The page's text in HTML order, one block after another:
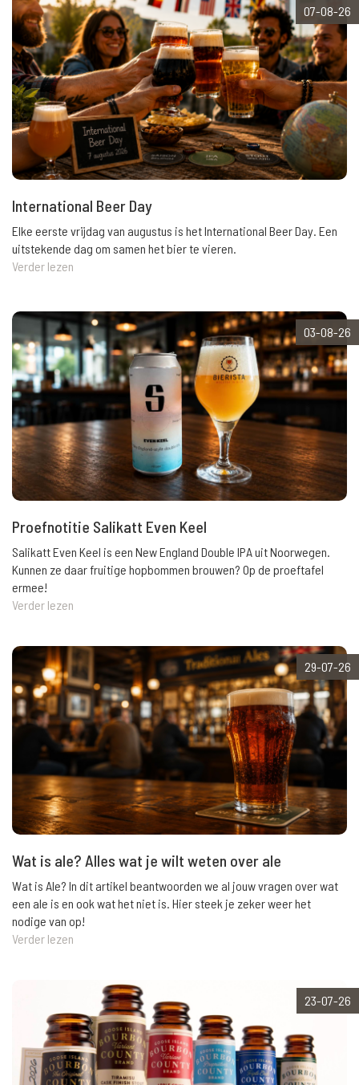
07-08-26
International Beer Day
Elke eerste vrijdag van augustus is het International Beer Day. Een
uitstekende dag om samen het bier te vieren.
Verder lezen
03-08-26
Proefnotitie Salikatt Even Keel
Salikatt Even Keel is een New England Double IPA uit Noorwegen.
Kunnen ze daar fruitige hopbommen brouwen? Op de proeftafel
ermee!
Verder lezen
29-07-26
Wat is ale? Alles wat je wilt weten over ale
Wat is Ale? In dit artikel beantwoorden we al jouw vragen over wat
een ale is en ook wat het niet is. Hier steek je zeker weer het
nodige van op!
Verder lezen
23-07-26